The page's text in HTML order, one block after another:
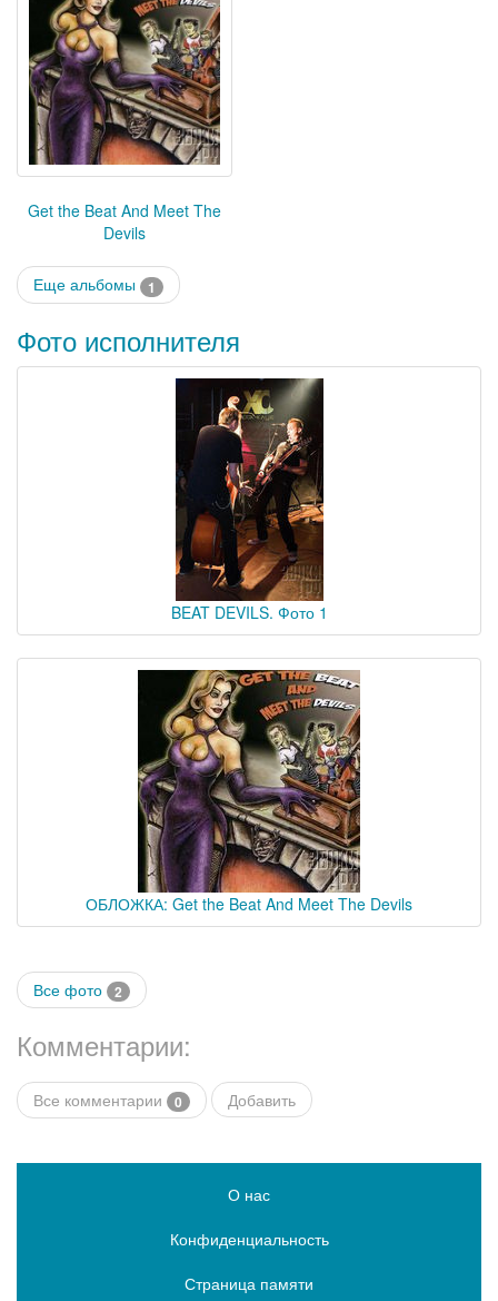
Get the Beat And Meet The
Devils
Еще альбомы 1
Фото исполнителя
BEAT DEVILS. Фото 1
ОБЛОЖКА: Get the Beat And Meet The Devils
Все фото 2
Комментарии:
Все комментарии 0 Добавить
О нас
Конфиденциальность
Страница памяти